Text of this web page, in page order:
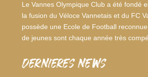
Le Vannes Olympique Club a été fondé
la fusion du Véloce Vannetais et du FC
possède une Ecole de Football
de jeunes sont chaque année très
dernieres news